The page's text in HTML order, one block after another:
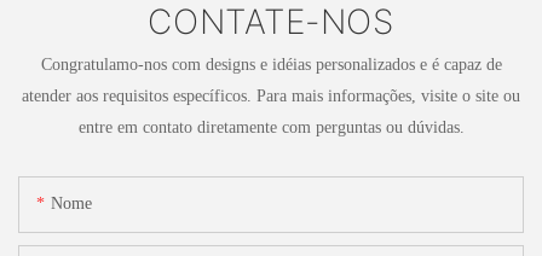
CONTATE-NOS
Congratulamo-nos com designs e idéias personalizados e é capaz de
atender aos requisitos específicos. Para mais informações, visite o site ou
entre em contato diretamente com perguntas ou dúvidas.
Nome